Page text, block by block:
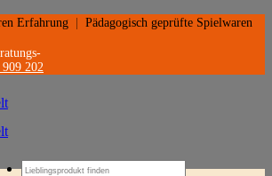
Erfahrung Pädagogisch geprüfte Spielwaren
202
Suchen